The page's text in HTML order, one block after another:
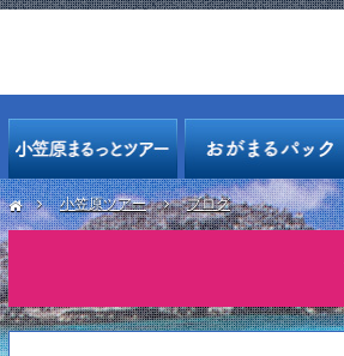
小笠原ツアー ブログ